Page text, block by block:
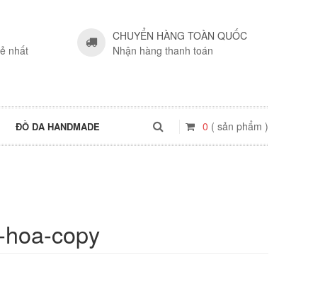
nhất
CHUYỂN HÀNG TOÀN QUỐC
Nhận hàng thanh toán
ĐỒ DA HANDMADE 0 ( sản phẩm )
copy